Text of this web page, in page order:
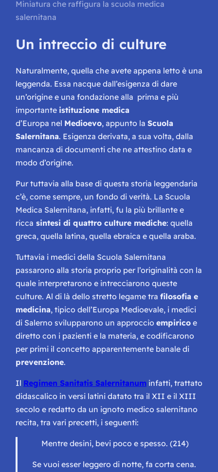
Miniatura che raffigura la scuola medica
salernitana
Un intreccio di culture
Naturalmente, quella che avete appena letto è una
leggenda. Essa nacque dall’esigenza di dare
un’origine e una fondazione alla prima e più
importante istituzione medica
d’Europa nel Medioevo, appunto la Scuola
Salernitana. Esigenza derivata, a sua volta, dalla
mancanza di documenti che ne attestino data e
modo d’origine.
Pur tuttavia alla base di questa storia leggendaria
c’è, come sempre, un fondo di verità. La Scuola
Medica Salernitana, infatti, fu la più brillante e
ricca sintesi di quattro culture mediche: quella
greca, quella latina, quella ebraica e quella araba.
Tuttavia i medici della Scuola Salernitana
passarono alla storia proprio per l’originalità con la
quale interpretarono e intrecciarono queste
culture. Al di là dello stretto legame tra filosofia e
medicina, tipico dell’Europa Medioevale, i medici
di Salerno svilupparono un approccio empirico e
diretto con i pazienti e la materia, e codificarono
per primi il concetto apparentemente banale di
prevenzione.
Il Regimen Sanitatis Salernitanum infatti, trattato
didascalico in versi latini datato tra il XII e il XIII
secolo e redatto da un ignoto medico salernitano
recita, tra vari precetti, i seguenti:
Mentre desini, bevi poco e spesso. (214)
Se vuoi esser leggero di notte, fa corta cena.